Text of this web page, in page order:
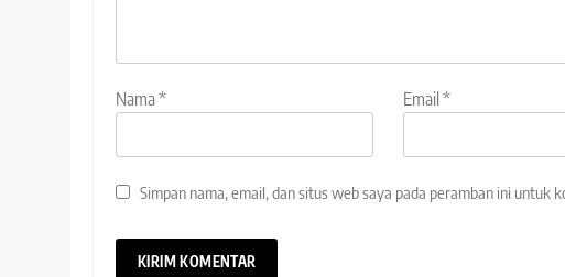
Nama* Email*
Simpan nama, email, dan situs web saya pada peramban ini untuk